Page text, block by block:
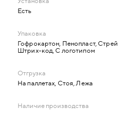
Есть
Гофрокартон, Пенопласт,
Штрих-код, С логотипом
На паллетах, Стоя, Лежа